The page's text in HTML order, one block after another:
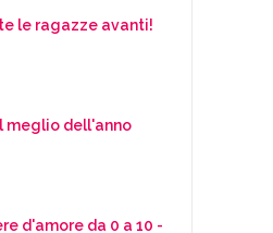
le ragazze avanti!
Il meglio dell'anno
d'amore da 0 a 10 -